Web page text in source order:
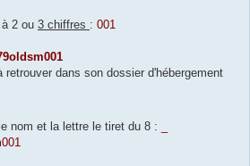
2 ou 3 chiffres : 001
dans son dossier d'hébergement
nom et la lettre le tiret du 8 :